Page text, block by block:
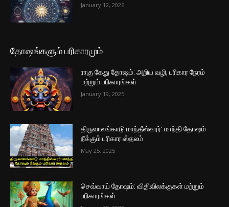
January 12, 2026
தோஷங்களும் பரிகாரமும்
ராகு கேது தோஷம்: அறிய வழி, பரிகார நேரம்
மற்றும் பரிகாரங்கள்
January 19, 2025
திருவாலங்காடு மாந்தீஸ்வரர்: மாந்தி தோஷம்
நீக்கும் பரிகார ஸ்தலம்
May 25, 2025
செவ்வாய் தோஷம்: விதிவிலக்குகள் மற்றும்
பரிகாரங்கள்